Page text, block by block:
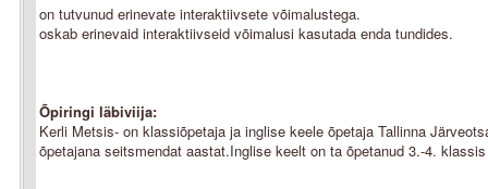
on tutvunud erinevate interaktiivsete võimalustega.
oskab erinevaid interaktiivseid võimalusi kasutada enda tundides.
Õpiringi läbiviija:
Kerli Metsis- on klassiõpetaja ja inglise keele õpetaja Tallinna
õpetajana seitsmendat aastat.Inglise keelt on ta õpetanud 3.-4.